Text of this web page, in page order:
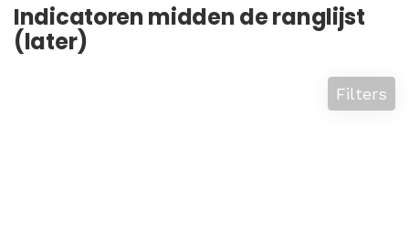
Indicatoren midden de ranglijst
(later)
Filters